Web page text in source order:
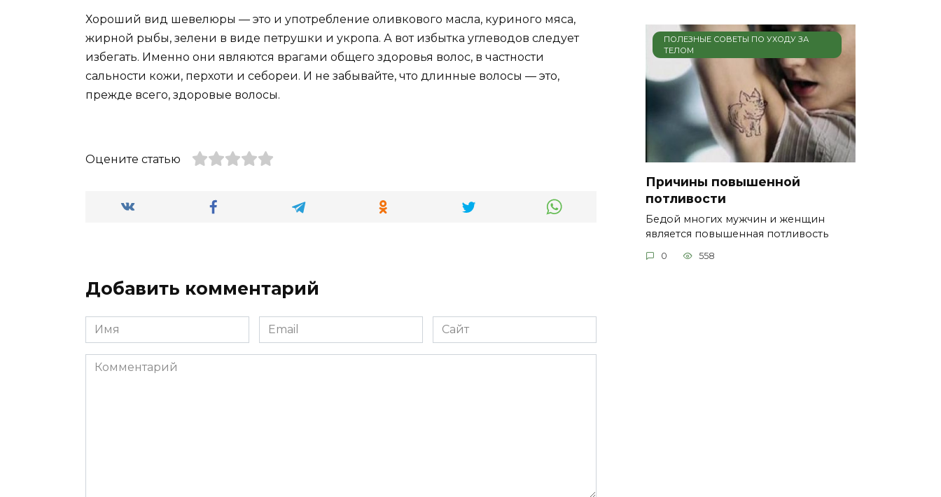
Хороший вид шевелюры — это и употребление оливкового масла, куриного мяса,
жирной рыбы, зелени в виде петрушки и укропа. А вот избытка углеводов следует
избегать. Именно они являются врагами общего здоровья волос, в частности
сальности кожи, перхоти и себореи. И не забывайте, что длинные волосы — это,
прежде всего, здоровые волосы.
Оцените статью
Добавить комментарий
Имя
*
Email
*
Сайт
Комментарий
ПОЛЕЗНЫЕ СОВЕТЫ ПО УХОДУ ЗА
ТЕЛОМ
Причины повышенной
потливости
Бедой многих мужчин и женщин
является повышенная потливость
0 558